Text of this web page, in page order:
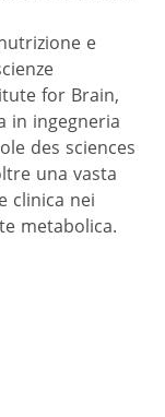
e
for Brain,
in ingegneria
des sciences
una vasta
clinica nei
metabolica.